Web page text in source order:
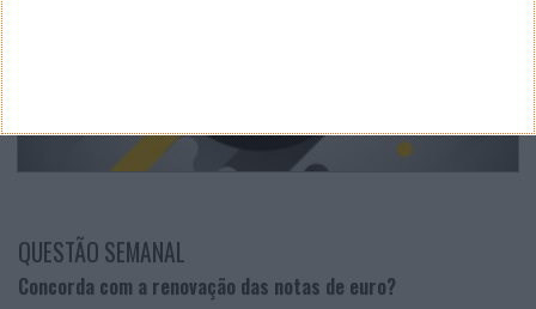
QUESTÃO SEMANAL
Concorda com a renovação das notas de euro?